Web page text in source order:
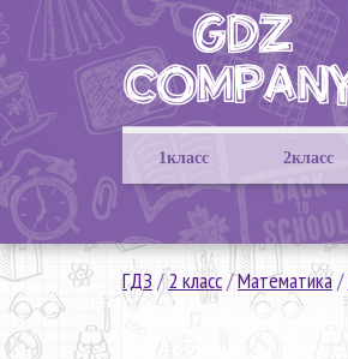
1класс 2класс
ГДЗ /2 класс/Математика/